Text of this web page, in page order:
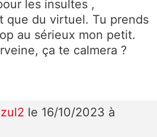
les insultes ,
que du virtuel. Tu prends
au sérieux mon petit.
ça te calmera ?
le 16/10/2023 à